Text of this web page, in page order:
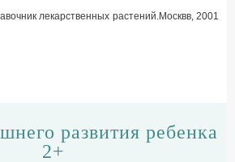
лекарственных растений.Москвв, 2001
развития ребенка
2+